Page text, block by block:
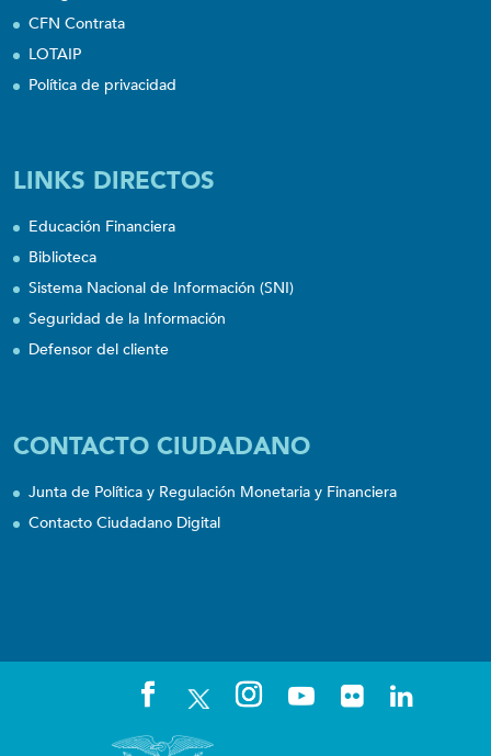
CFN Contrata
LOTAIP
Política de privacidad
LINKS DIRECTOS
Educación Financiera
Biblioteca
Sistema Nacional de Información (SNI)
Seguridad de la Información
Defensor del cliente
CONTACTO CIUDADANO
Junta de Política y Regulación Monetaria y Financiera
Contacto Ciudadano Digital